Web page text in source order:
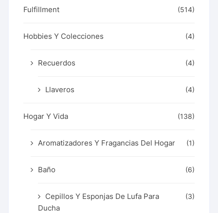
Fulfillment (514)
Hobbies Y Colecciones (4)
Recuerdos (4)
Llaveros (4)
Hogar Y Vida (138)
Aromatizadores Y Fragancias Del Hogar (1)
Baño (6)
Cepillos Y Esponjas De Lufa Para
Ducha
(3)